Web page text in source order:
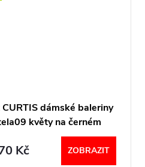
dámské baleriny
květy na černém
Kč ZOBRAZIT